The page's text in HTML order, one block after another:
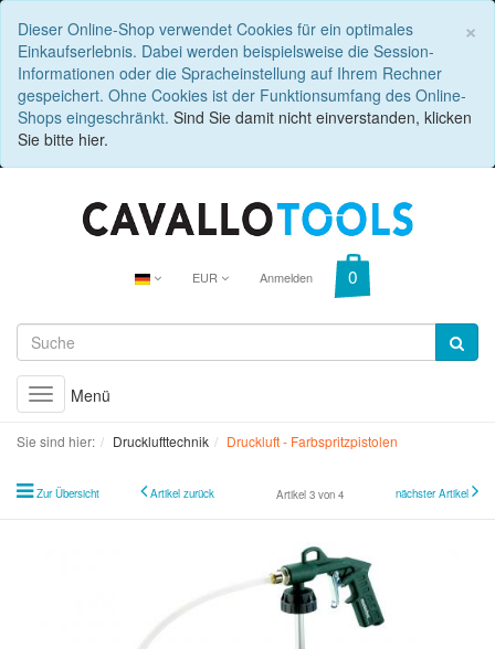
×
Dieser Online-Shop verwendet Cookies für ein optimales
Einkaufserlebnis. Dabei werden beispielsweise die Session-
Informationen oder die Spracheinstellung auf Ihrem Rechner
gespeichert. Ohne Cookies ist der Funktionsumfang des Online-
Shops eingeschränkt. Sind Sie damit nicht einverstanden, klicken
Sie bitte hier.
EUR Anmelden
Toggle
navigation
Menü
Sie sind hier: Drucklufttechnik Druckluft - Farbspritzpistolen
Zur Übersicht Artikel zurück Artikel 3 von 4 nächster Artikel